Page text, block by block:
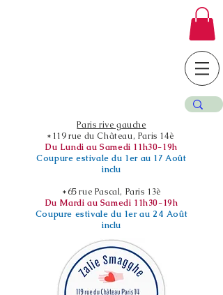
Paris rive gauche
*119 rue du Château, Paris 14è
Du Lundi au Samedi 11h30-19h
Coupure estivale du 1er au 17 Août
inclu
*65 rue Pascal, Paris 13è
Du Mardi au Samedi 11h30-19h
Coupure estivale du 1er au 24 Août
inclu